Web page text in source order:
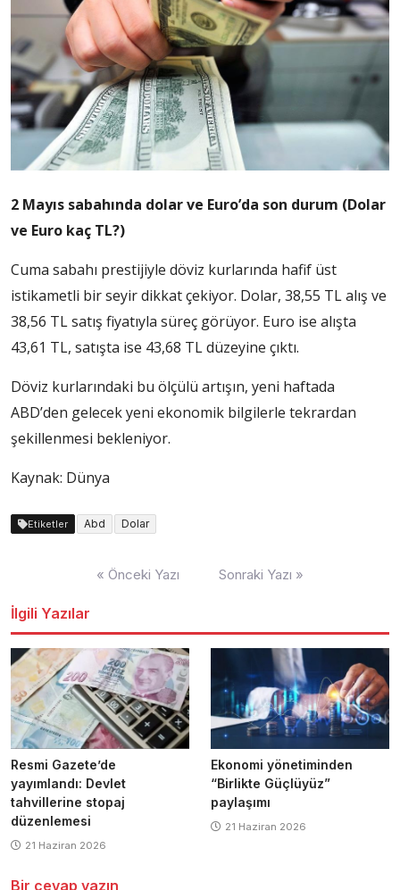
2 Mayıs sabahında dolar ve Euro’da son durum (Dolar
ve Euro kaç TL?)
Cuma sabahı prestijiyle döviz kurlarında hafif üst
istikametli bir seyir dikkat çekiyor. Dolar, 38,55 TL alış ve
38,56 TL satış fiyatıyla süreç görüyor. Euro ise alışta
43,61 TL, satışta ise 43,68 TL düzeyine çıktı.
Döviz kurlarındaki bu ölçülü artışın, yeni haftada
ABD’den gelecek yeni ekonomik bilgilerle tekrardan
şekillenmesi bekleniyor.
Kaynak: Dünya
Etiketler Abd Dolar
« Önceki Yazı Sonraki Yazı »
İlgili Yazılar
Resmi Gazete’de
yayımlandı: Devlet
tahvillerine stopaj
düzenlemesi
21 Haziran 2026
Ekonomi yönetiminden
“Birlikte Güçlüyüz”
paylaşımı
21 Haziran 2026
Bir cevap yazın